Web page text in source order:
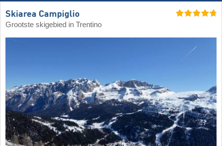
Skiarea Campiglio
Grootste skigebied in Trentino